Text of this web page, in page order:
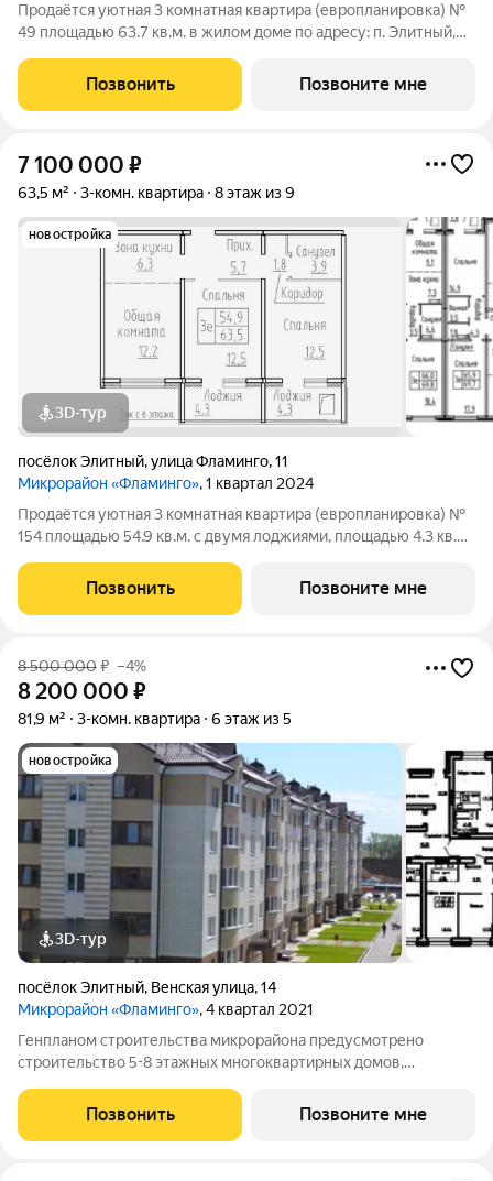
Продаётся уютная 3 комнатная квартира (европланировка) №
49 площадью 63.7 кв.м. в жилом доме по адресу: п. Элитный,
продуманной планировкой, просторная кухня-гостиная
идеально подходит для
Позвонить Позвоните мне
7 100 000 ₽
63,5 м² 3-комн. квартира 8 этаж из 9
новостройка
3D-тур
посёлок Элитный,улица Фламинго,11
Микрорайон «Фламинго», 1 квартал 2024
Продаётся уютная 3 комнатная квартира (европланировка) №
154 площадью 54.9 кв.м. с двумя лоджиями, площадью 4.3 кв.м.
Фламинго, ул.Венская, д. 8.Расположение дома предоставляет
отличную
Позвонить Позвоните мне
8 500 000₽ –4%
8 200 000 ₽
81,9 м² 3-комн. квартира 6 этаж из 5
новостройка
3D-тур
посёлок Элитный, Венская улица,14
Микрорайон «Фламинго», 4 квартал 2021
Генпланом строительства микрорайона предусмотрено
строительство 5-8 этажных многоквартирных домов,
сада. Микрорайон расположен в экологически чистом районе
города Новосибирск, вдали от шума и
Позвонить Позвоните мне